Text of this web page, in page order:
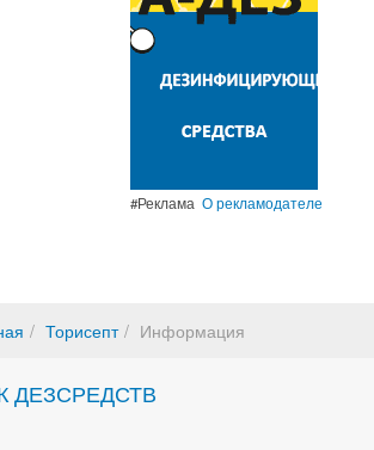
#Реклама О рекламодателе
Торисепт Информация
ДЕЗСРЕДСТВ